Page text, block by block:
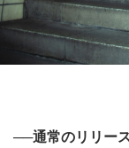
──通常のリリー